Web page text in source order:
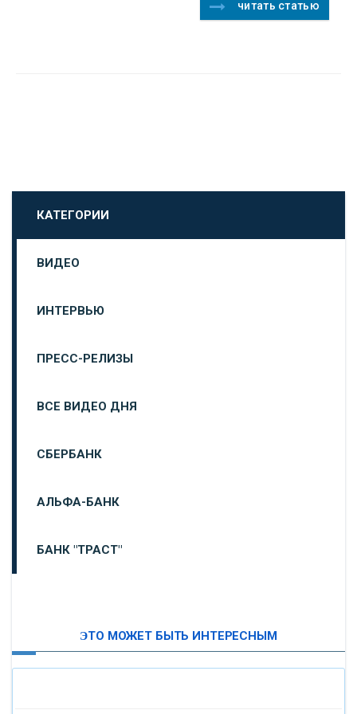
читать статью
КАТЕГОРИИ
ВИДЕО
ИНТЕРВЬЮ
ПРЕСС-РЕЛИЗЫ
ВСЕ ВИДЕО ДНЯ
СБЕРБАНК
АЛЬФА-БАНК
БАНК "ТРАСТ"
ЭТО МОЖЕТ БЫТЬ ИНТЕРЕСНЫМ